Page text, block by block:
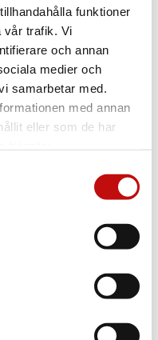
funktioner
vår trafik. Vi
och annan
medier och
samarbetar med.
med annan
eller som de har